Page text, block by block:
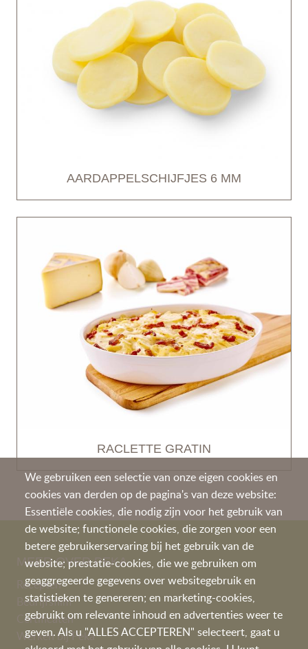
AARDAPPELSCHIJFJES 6 MM
RACLETTE GRATIN
We gebruiken een selectie van onze eigen cookies en
cookies van derden op de pagina's van deze website:
Essentiële cookies, die nodig zijn voor het gebruik van
de website; functionele cookies, die zorgen voor een
betere gebruikerservaring bij het gebruik van de
website; prestatie-cookies, die we gebruiken om
geaggregeerde gegevens over websitegebruik en
statistieken te genereren; en marketing-cookies,
gebruikt om relevante inhoud en advertenties weer te
geven. Als u "ALLES ACCEPTEREN" selecteert, gaat u
MEER OVER PEKA
Recepten
Bedrijfsfilm
Certificaten
Werken bij Peka